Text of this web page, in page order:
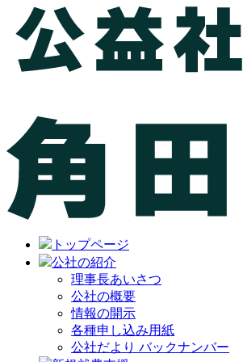
トップページ
公社の紹介
理事長あいさつ
公社の概要
情報の開示
各種申し込み用紙
公社だより バックナンバー